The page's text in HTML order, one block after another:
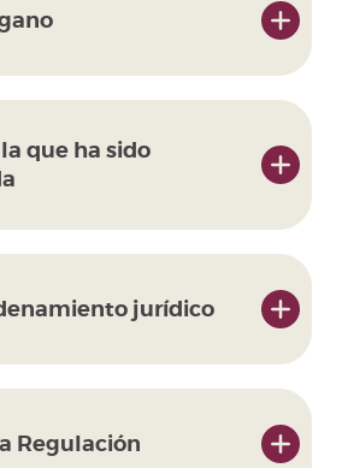
que ha sido
jurídico
Regulación